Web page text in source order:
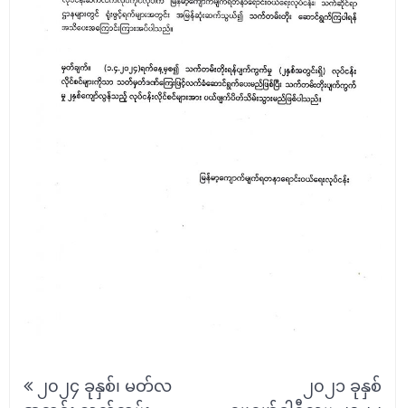
navigation
၂၀၂၄ ခုနှစ်၊ မတ်လ
၂၀၂၁ ခုနှစ်